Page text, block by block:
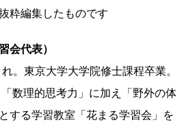
粋編集したものです
会代表）
。東京大学大学院修士課程卒業。
数理的思考力」に加え「野外の体
する学習教室「花まる学習会」を